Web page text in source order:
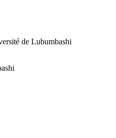
de Lubumbashi